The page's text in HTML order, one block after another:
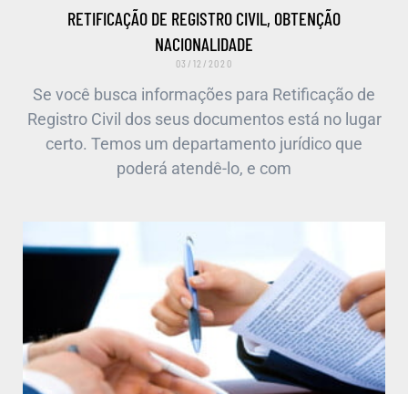
RETIFICAÇÃO DE REGISTRO CIVIL, OBTENÇÃO
NACIONALIDADE
03/12/2020
Se você busca informações para Retificação de
Registro Civil dos seus documentos está no lugar
certo. Temos um departamento jurídico que
poderá atendê-lo, e com